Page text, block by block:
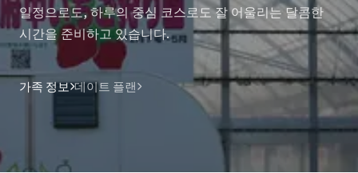
일정으로도, 하루의 중심 코스로도 잘 어울리는 달콤한
시간을 준비하고 있습니다.
가족 정보 데이트 플랜